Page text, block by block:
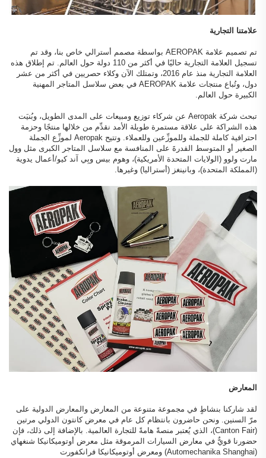
علامتنا التجارية
تم تصميم علامة AEROPAK بواسطة مصمم أسترالي خاص بنا، وقد تم
تسجيل العلامة التجارية حاليًا في أكثر من 110 دولة حول العالم. تم إطلاق هذه
العلامة التجارية منذ عام 2016، وتمتلك الآن وكلاء حصريين في أكثر من عشر
دول، وتُباع منتجات علامة AEROPAK في بعض سلاسل المتاجر المهنية
الكبيرة حول العالم.
تبحث شركة Aeropak عن شركاء توزيع ومبيعات على المدى الطويل، وبُنيَت
هذه الشراكة على علاقة مستمرة طويلة الأمد نقدِّم من خلالها منتجًا وحزمة
احترافية كاملة للجملة وللموزِّعين وللعملاء. وتتيح Aeropak لموزِّع الجملة
الصغير أو المتوسط القدرةَ على المنافسة مع سلاسل المتاجر الكبرى مثل وول
مارت ولوو (الولايات المتحدة الأمريكية)، وهوم بيس وبِي آند كيو/أعمال يدوية
(المملكة المتحدة)، وبانينغز (أستراليا) وغيرها.
المعارض
لقد شاركنا بنشاطٍ في مجموعة متنوعة من المعارض والمعارض الدولية على
مرّ السنين. ونحن حاضرون بانتظام كل عام في معرض كانتون الدولي مرتين
(Canton Fair)، الذي يُعتبر منصةً هامةً للتجارة العالمية. بالإضافة إلى ذلك، فإن
حضورنا قويٌّ في معارض السيارات المرموقة مثل معرض أوتوميكانيكا شنغهاي
(Automechanika Shanghai) ومعرض أوتوميكانيكا فرانكفورت